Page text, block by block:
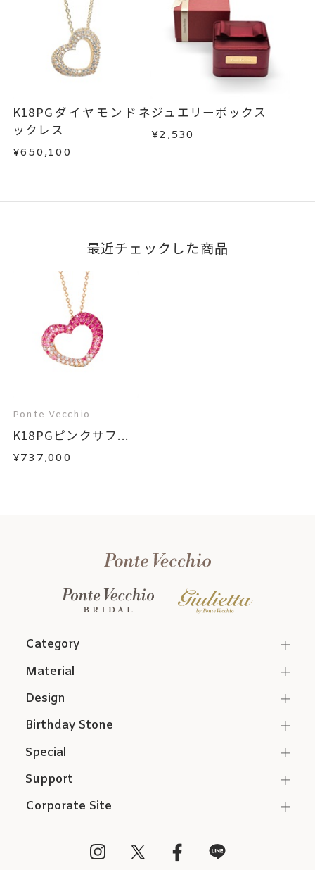
K18PGダイヤモンドネ
ックレス
¥650,100
ジュエリーボックス
¥2,530
最近チェックした商品
Ponte Vecchio
K18PGピンクサフ...
¥737,000
Category
Support
Corporate Site
Material
Design
Birthday Stone
Special